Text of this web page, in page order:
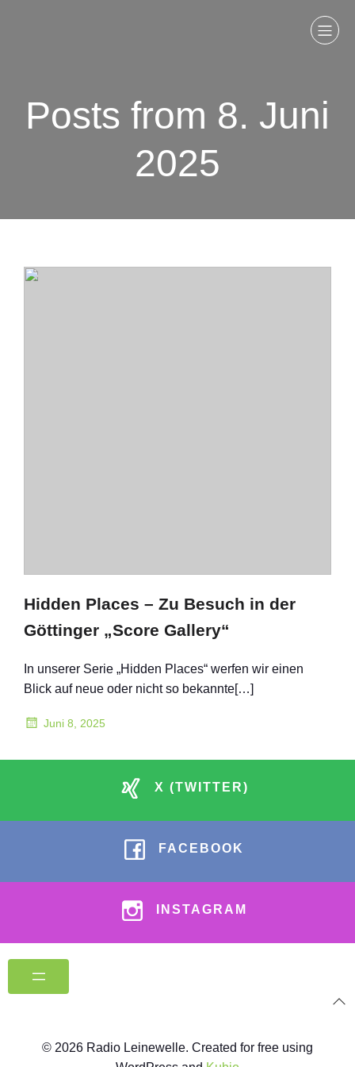
Posts from 8. Juni
2025
Hidden Places – Zu Besuch in der
Göttinger „Score Gallery“
In unserer Serie „Hidden Places“ werfen wir einen
Blick auf neue oder nicht so bekannte[…]
Juni 8, 2025
X (TWITTER)
FACEBOOK
INSTAGRAM
© 2026 Radio Leinewelle. Created for free using